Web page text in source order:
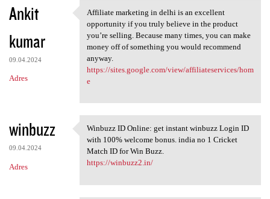
Ankit
kumar
09.04.2024
Adres
Affiliate marketing in delhi
Affiliate marketing in delhi is an excellent
opportunity if you truly believe in the product
you’re selling. Because many times, you can make
money off of something you would recommend
anyway.
https://sites.google.com/view/affiliateservices/hom
e
winbuzz
09.04.2024
Adres
Winbuzz ID Online: get
Winbuzz ID Online: get instant winbuzz Login ID
with 100% welcome bonus. india no 1 Cricket
Match ID for Win Buzz.
https://winbuzz2.in/